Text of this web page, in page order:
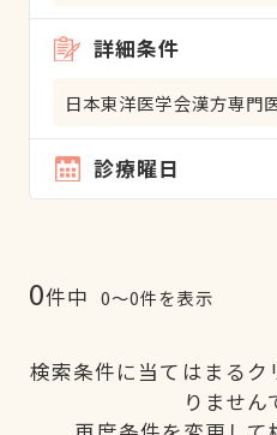
詳細条件
日本東洋医学会漢方専門
診療曜日
0件中 0〜0件を表示
検索条件に当てはまる
りません